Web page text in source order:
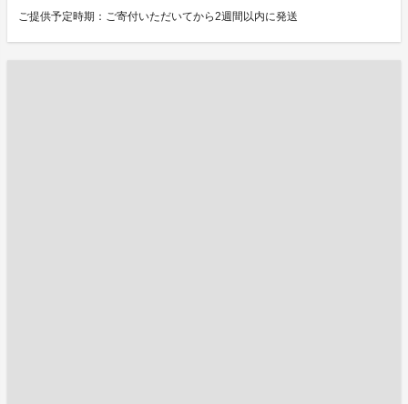
ご提供予定時期：ご寄付いただいてから2週間以内に発送